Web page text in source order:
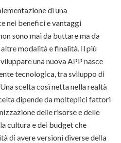
di una
nei benefici e vantaggi
sono mai da buttare ma da
modalità e finalità. Il più
una nuova APP nasce
tecnologica, tra sviluppo di
scelta così netta nella realtà
dipende da molteplici fattori
delle risorse e delle
cultura e dei budget che
di avere versioni diverse della